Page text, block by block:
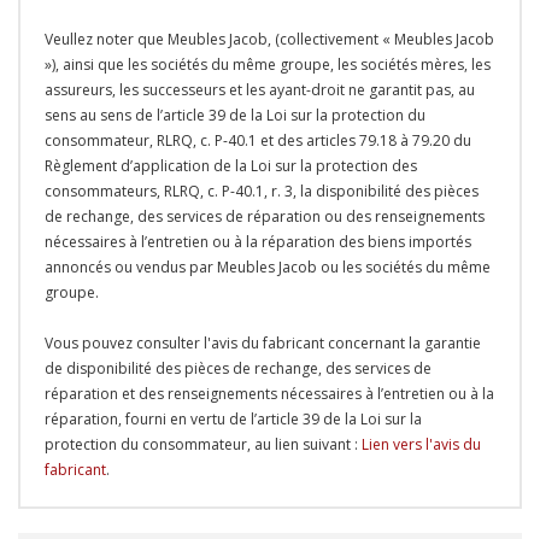
Veullez noter que Meubles Jacob, (collectivement « Meubles Jacob
»), ainsi que les sociétés du même groupe, les sociétés mères, les
assureurs, les successeurs et les ayant-droit ne garantit pas, au
sens au sens de l’article 39 de la Loi sur la protection du
consommateur, RLRQ, c. P-40.1 et des articles 79.18 à 79.20 du
Règlement d’application de la Loi sur la protection des
consommateurs, RLRQ, c. P-40.1, r. 3, la disponibilité des pièces
de rechange, des services de réparation ou des renseignements
nécessaires à l’entretien ou à la réparation des biens importés
annoncés ou vendus par Meubles Jacob ou les sociétés du même
groupe.
Vous pouvez consulter l'avis du fabricant concernant la garantie
de disponibilité des pièces de rechange, des services de
réparation et des renseignements nécessaires à l’entretien ou à la
réparation, fourni en vertu de l’article 39 de la Loi sur la
protection du consommateur, au lien suivant : Lien vers l'avis du
fabricant.